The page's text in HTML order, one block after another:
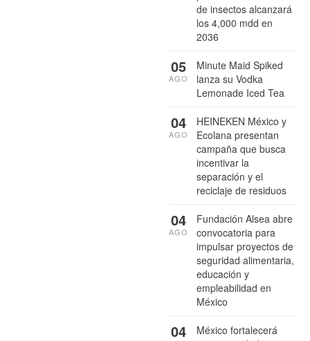
de insectos alcanzará
los 4,000 mdd en
2036
Minute Maid Spiked
lanza su Vodka
Lemonade Iced Tea
05
AGO
HEINEKEN México y
Ecolana presentan
campaña que busca
incentivar la
separación y el
reciclaje de residuos
04
AGO
Fundación Alsea abre
convocatoria para
impulsar proyectos de
seguridad alimentaria,
educación y
empleabilidad en
México
04
AGO
México fortalecerá
04